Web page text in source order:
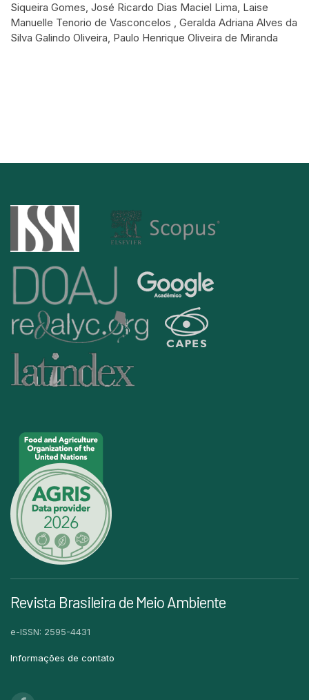
Siqueira Gomes, José Ricardo Dias Maciel Lima, Laise
Manuelle Tenorio de Vasconcelos , Geralda Adriana Alves da
Silva Galindo Oliveira, Paulo Henrique Oliveira de Miranda
Revista Brasileira de Meio Ambiente
e-ISSN: 2595-4431
Informações de contato